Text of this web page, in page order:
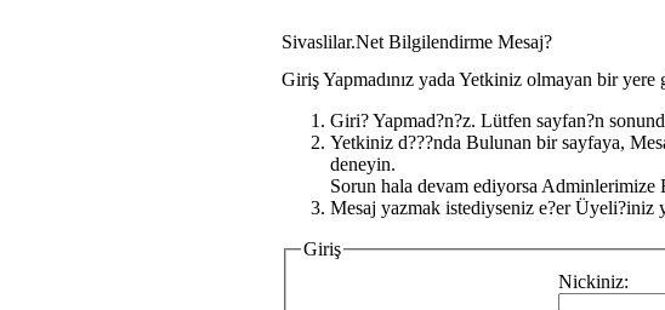
Sivaslilar.Net Bilgilendirme Mesaj?
Giriş Yapmadınız yada Yetkiniz olmayan bir yere
Giri? Yapmad?n?z. Lütfen sayfan?n
Yetkiniz d???nda Bulunan bir sayfaya,
deneyin.
Sorun hala devam ediyorsa
Mesaj yazmak istediyseniz e?er
Giriş
Nickiniz: